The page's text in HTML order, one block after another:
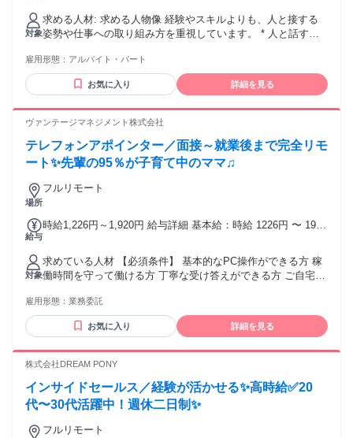
される評価制度です。 インセンティブあり アポ獲得に応じて
給与がプラスされます。 頑張り次第で、しっかり収入アップ
を目指せます。
対象
求める人材: 求める人物像 経験やスキルよりも、人と接する
姿勢や仕事への取り組み方を重視しています。 * 人と話すこ
未経験から新しい仕事に挑戦したい方 * コツコツと継続して
業務に取り組める方 * 明るく前向きに仕事へ取り組める方 *
簡単なパソコン・スマートフォン・タブレットの操作ができ
迎する経験 以下の経験をお持ちの方は、これまでの経験を活
アポインターの経験 * カスタマーサポート・電話応対の経験 *
接客・販売・営業など、人と接する仕事の経験 このような方
ある方 * 子育てが一段落し、仕事復帰された方 * 60代・70代
ています。 未経験の方へ 現在活躍しているスタッフの多くが
未経験からスタートしています。 入社後は研修を行い、業務
近くでサポートするため、分からないことはすぐに相談でき
る環境です。 電話で出張買取サービスをご案内し、ご興味を
取査定や訪問は専門スタッフが担当します。 この仕事の特徴
* 完全座り仕事で身体への負担が少ない * ノルマなし * マニュ
アル・研修制度あり * 幅広い年代のスタッフが活躍中 * 落ち
や経験は必要ありません。 人と話すことが好きな方、長く安
さまからのご応募を心よりお待ちしております。
雇用形態： アルバイト・パート
お気に入り 詳細を見る
ヴァンテージマネジメント株式会社
テレフォンアポインター／面接～就業後まで完全リモ
ート✨先輩の95％が子育て中のママ♫
場所
フルリモート
給与
時給1,226円～1,920円 給与詳細 基本給：時給 1226円 〜 1920
アポイントインセンティブあり 1件あたり500～2200円を支
給！ インセンティブを含めると 1時間あたり平均1300円を
GET！ トップオペレーターだと 1時間あたり3000円近いです
♫ ✨また、経験・スキルに応じては SV（育成担当）への昇格
対象
求めている人材 【必須条件】 基本的なPC操作ができる方 稼
働時間を守って働ける方 丁寧な受け答えができる方 ご自宅に
働を想定 【ひとつでも当てはまれば歓迎】 ✋電話発信（架
電）や テレアポの経験がある方 ✋BtoB営業の経験がある方 ✋
明るくハキハキと会話ができる方 ༶ ༶ ༶ ༶ ༶ ༶ ༶ ༶ ༶ ༶ ༶ ༶ ༶
歓迎 ✅主婦・主夫歓迎 ✅副業・WワークOK ✅ブランクOK ✅
既卒歓迎／第二新卒歓迎 ✅転職回数不問 ✅フルリモート（完
全在宅） ✅在宅OK／住宅勤務（リモートワーク）OK ✨長期
⸜⸜ さらにこちらもPOINT ⸝⸝ ✱急募！即日勤務OK ✱大量募集
雇用形態： 業務委託
お気に入り 詳細を見る
株式会社DREAM PONY
インサイドセールス／経験が活かせる✨高時給✅20
代〜30代活躍中！週休二日制✨
フルリモート